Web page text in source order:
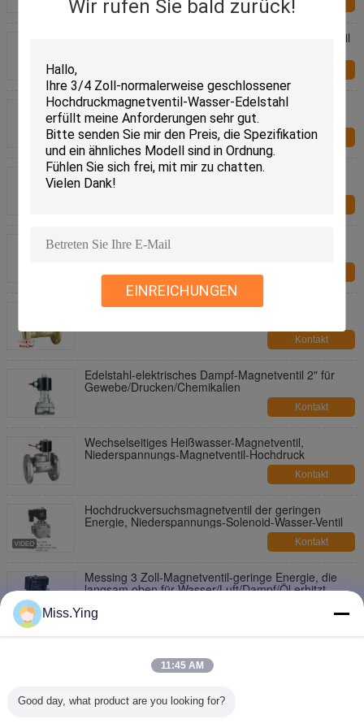
Wir rufen Sie bald zurück!
EINREICHUNGEN
Kontakt
Schwacher alkalischer ätzender Plastikmagnetventil
Zoll-Antikorrosions-Plastikwasser-Magnetventil des
Schwarz-1/2 hilfsgesteuert
Kontakt
Normalerweise geschlossenes 24VDC 3/4"
Plastikmagnetventile für Wasser-Antiätzmittel
Der Flansch-null Druckdifferenz-SS Reihe Dampf-
des Magnetventil-DN15~50mm RSPS
Normalerweise offene Messingweise des
Anwendung Kontakt
Edelstahl-elektrisches Dampf-Magnetventil 2" für
Gewebe/Drucken/Chemikalien
Kontakt
Wechselseitiges Heißwasser-Magnetventil,
Niederspannungs-Magnetventil-Hochdruck
Kontakt
Hochdruckversuchsmagnetventil der geringen
Energie, Niederspannungs-Solenoid-Wasser-Ventil
Kontakt
Messing 3 Zoll-Magnetventil-geringe Energie, die
langsam oben für Wasser/Luft/Dampf/Öl erhitzt
Magnetventil des Messing-1/2 normalerweise
Plastikmagnetventil für Gardon-Bewässerung,
Miss.Ying
11:45 AM
Good day, what product are you looking for?